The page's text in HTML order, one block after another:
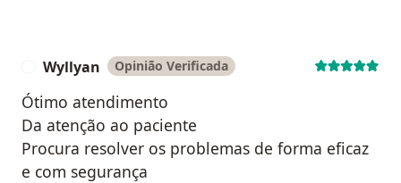
Wyllyan Opinião Verificada
Ótimo atendimento
Da atenção ao paciente
Procura resolver os problemas de forma eficaz
e com segurança